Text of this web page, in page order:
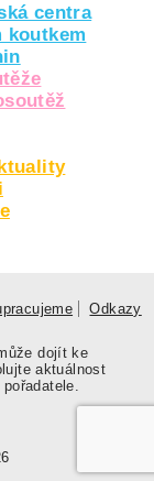
centra
koutkem
Odkazy
dojít ke
aktuálnost